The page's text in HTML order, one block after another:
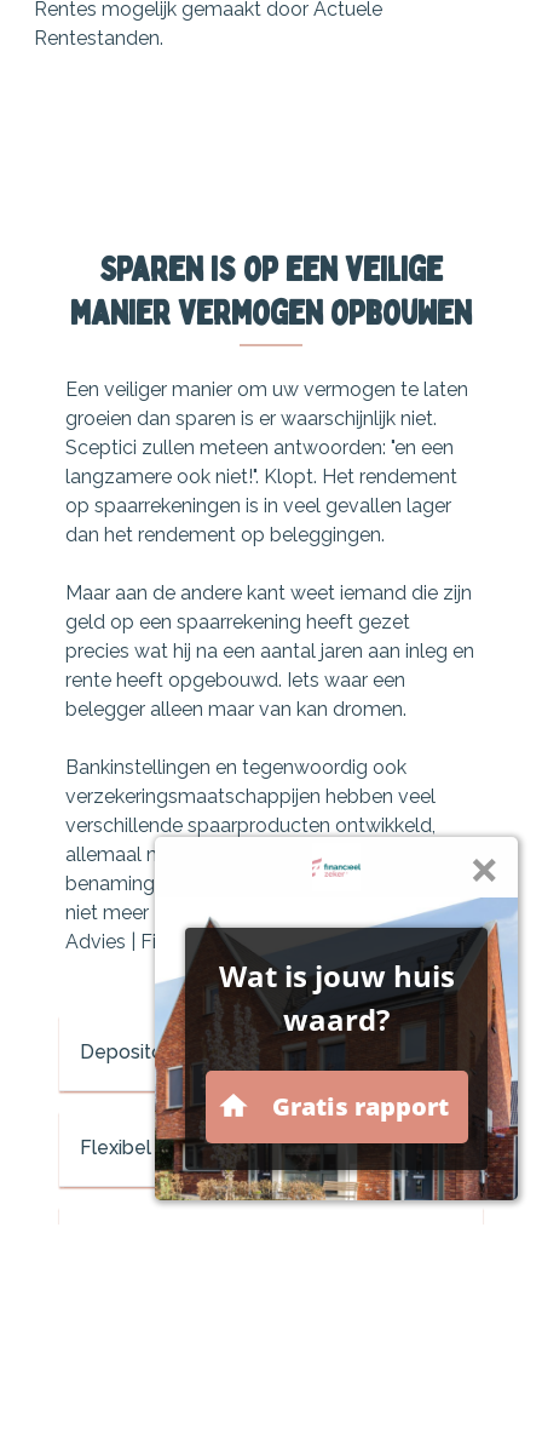
Rentes mogelijk gemaakt door Actuele
Rentestanden.
Sparen is op een veilige
manier vermogen opbouwen
Een veiliger manier om uw vermogen te laten
groeien dan sparen is er waarschijnlijk niet.
Sceptici zullen meteen antwoorden: "en een
langzamere ook niet!". Klopt. Het rendement
op spaarrekeningen is in veel gevallen lager
dan het rendement op beleggingen.
Maar aan de andere kant weet iemand die zijn
geld op een spaarrekening heeft gezet
precies wat hij na een aantal jaren aan inleg en
rente heeft opgebouwd. Iets waar een
belegger alleen maar van kan dromen.
Bankinstellingen en tegenwoordig ook
verzekeringsmaatschappijen hebben veel
verschillende spaarproducten ontwikkeld,
allemaal met de meest fantasievolle
benamingen, zodat u door de bomen het bos
niet meer ziet. Geen nood: Klerx Financieel
Advies | Financieel Zeker schept duidelijkheid.
Depositorekening
Flexibel deposito